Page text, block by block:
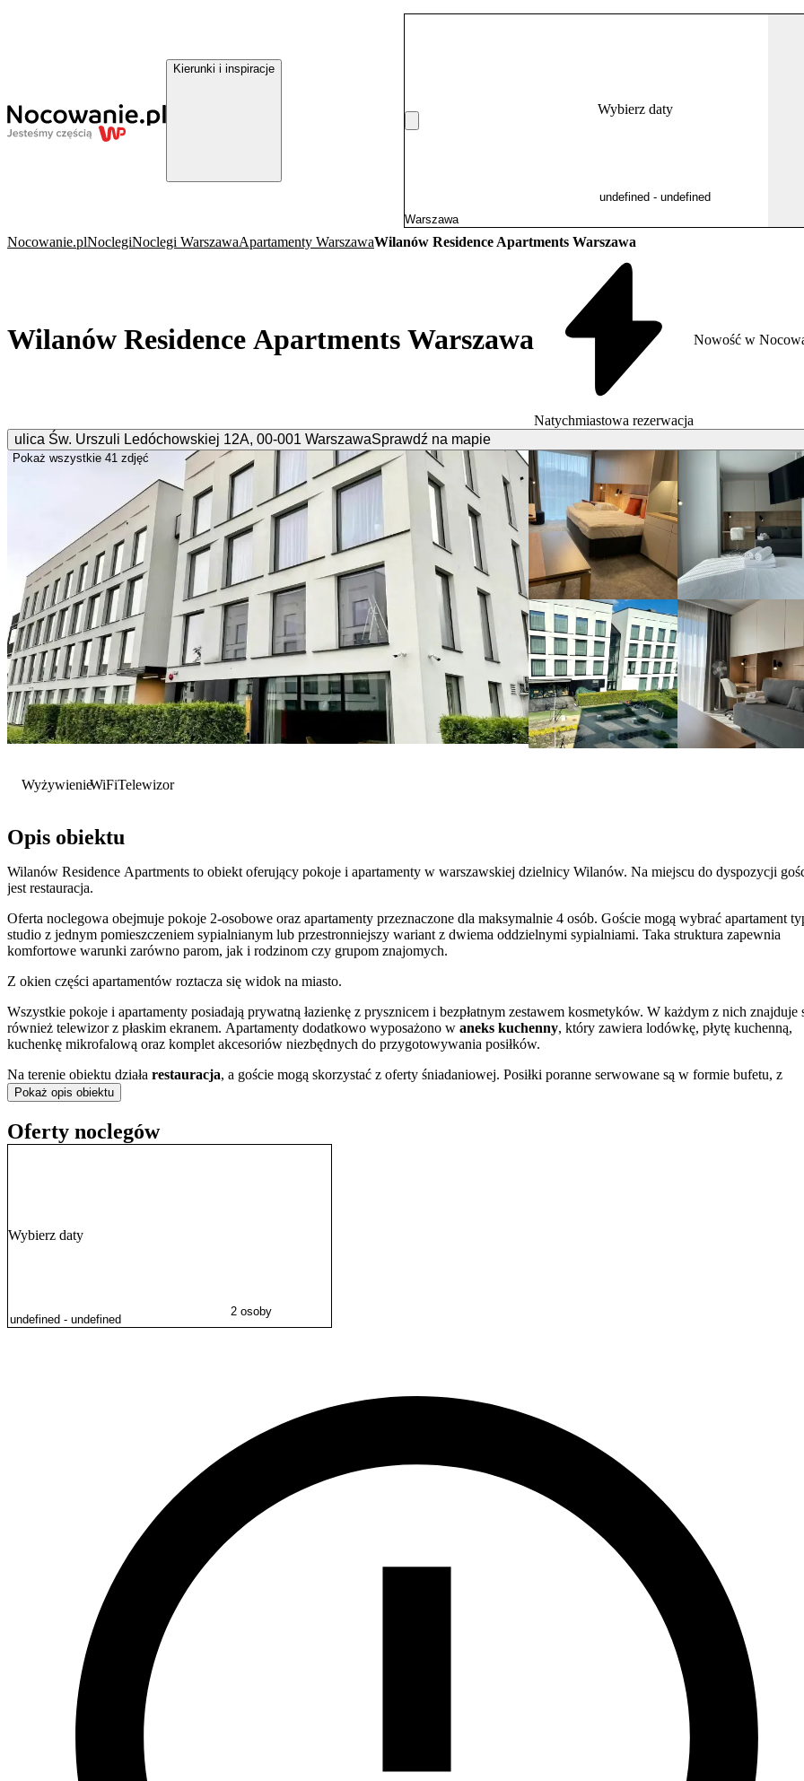
Kierunki i inspiracje
Wybierz daty
Nocowanie.plNoclegiNoclegi WarszawaApartamenty WarszawaWilanów Residence Apartments Warszawa
Wilanów Residence Apartments Warszawa
Natychmiastowa rezerwacja
Nowość w
ulica Św. Urszuli Ledóchowskiej 12A, 00-001 WarszawaSprawdź na mapie
Pokaż wszystkie 41 zdjęć
WyżywienieWiFiTelewizor
Opis obiektu
Wilanów Residence Apartments to obiekt oferujący pokoje i apartamenty w warszawskiej dzielnicy Wilanów. Na miejscu do dyspozycji
jest restauracja.
Oferta noclegowa obejmuje pokoje 2-osobowe oraz apartamenty przeznaczone dla maksymalnie 4 osób. Goście mogą wybrać apartament
studio z jednym pomieszczeniem sypialnianym lub przestronniejszy wariant z dwiema oddzielnymi sypialniami. Taka struktura zapewnia
komfortowe warunki zarówno parom, jak i rodzinom czy grupom znajomych.
Z okien części apartamentów roztacza się widok na miasto.
Wszystkie pokoje i apartamenty posiadają prywatną łazienkę z prysznicem i bezpłatnym zestawem kosmetyków. W każdym z nich znajduje
również telewizor z płaskim ekranem. Apartamenty dodatkowo wyposażono w aneks kuchenny, który zawiera lodówkę, płytę kuchenną,
kuchenkę mikrofalową oraz komplet akcesoriów niezbędnych do przygotowywania posiłków.
Na terenie obiektu działa restauracja, a goście mogą skorzystać z oferty śniadaniowej. Posiłki poranne serwowane są w formie bufetu, z
opcjami kontynentalnymi oraz wegetariańskimi do wyboru.
Obiekt położony jest przy ulicy Św. Urszuli Ledóchowskiej. W najbliższym sąsiedztwie, w odległości niespełna 3 km, znajduje się
Wilanowie wraz z historycznymi ogrodami. Lokalizacja umożliwia także sprawny dojazd do innych ważnych punktów na mapie Warszawy,
Obiekt zapewnia dostęp do
Pokaż opis obiektu
Oferty noclegów
Wybierz daty
2 osoby